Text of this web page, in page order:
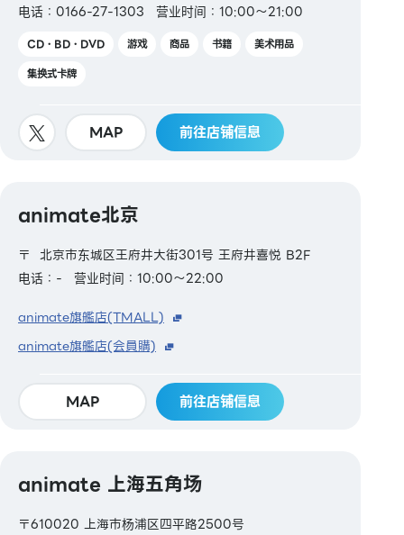
电话：0166-27-1303
营业时间：10:00～21:00
CD・BD・DVD 游戏 商品 书籍
美术用品
集换式卡牌
MAP 前往店铺信息
animate北京
〒 北京市东城区王府井大街301号 王府井喜悦 B2F
电话：-
营业时间：10:00～22:00
animate旗艦店(TMALL)
animate旗艦店(会員購)
MAP 前往店铺信息
animate 上海五角场
〒610020 上海市杨浦区四平路2500号